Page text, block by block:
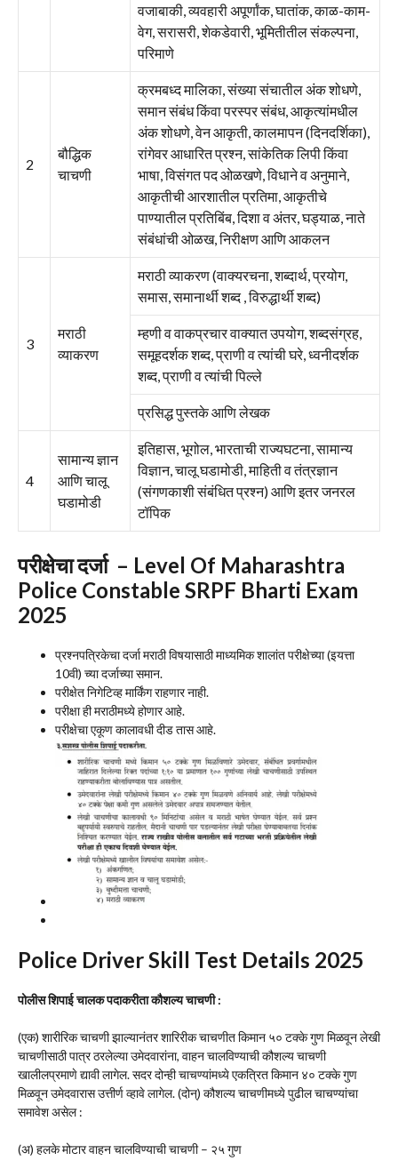
वजाबाकी, व्यवहारी अपूर्णांक, घातांक, काळ-काम-
वेग, सरासरी, शेकडेवारी, भूमितीतील संकल्पना,
परिमाणे
2
बौद्धिक
चाचणी
क्रमबध्द मालिका, संख्या संचातील अंक शोधणे,
समान संबंध किंवा परस्पर संबंध, आकृत्यांमधील
अंक शोधणे, वेन आकृती, कालमापन (दिनदर्शिका),
रांगेवर आधारित प्रश्न, सांकेतिक लिपी किंवा
भाषा, विसंगत पद ओळखणे, विधाने व अनुमाने,
आकृतीची आरशातील प्रतिमा, आकृतीचे
पाण्यातील प्रतिबिंब, दिशा व अंतर, घड्याळ, नाते
संबंधांची ओळख, निरीक्षण आणि आकलन
3
मराठी
व्याकरण
मराठी व्‍याकरण (वाक्‍यरचना, शब्‍दार्थ, प्रयोग,
समास, समानार्थी शब्‍द , विरुद्धार्थी शब्‍द)
म्‍हणी व वाकप्रचार वाक्‍यात उपयोग, शब्दसंग्रह,
समूहदर्शक शब्द, प्राणी व त्यांची घरे, ध्वनीदर्शक
शब्द, प्राणी व त्यांची पिल्ले
प्रसिद्ध पुस्‍तके आणि लेखक
4
सामान्य ज्ञान
आणि चालू
घडामोडी
इतिहास, भूगोल, भारताची राज्यघटना, सामान्य
विज्ञान, चालू घडामोडी, माहिती व तंत्रज्ञान
(संगणकाशी संबंधित प्रश्न) आणि इतर जनरल
टॉपिक
परीक्षेचा दर्जा – Level Of Maharashtra
Police Constable SRPF Bharti Exam
2025
प्रश्नपत्रिकेचा दर्जा मराठी विषयासाठी माध्यमिक शालांत परीक्षेच्या (इयत्ता
10वी) च्या दर्जाच्या समान.
परीक्षेत निगेटिव्ह मार्किंग राहणार नाही.
परीक्षा ही मराठीमध्ये होणार आहे.
परीक्षेचा एकूण कालावधी दीड तास आहे.
Police Driver Skill Test Details 2025
पोलीस शिपाई चालक पदाकरीता कौशल्य चाचणी :
(एक) शारीरिक चाचणी झाल्यानंतर शारिरीक चाचणीत किमान ५० टक्के गुण मिळवून लेखी
चाचणीसाठी पात्र ठरलेल्या उमेदवारांना, वाहन चालविण्याची कौशल्य चाचणी
खालीलप्रमाणे द्यावी लागेल. सदर दोन्ही चाचण्यांमध्ये एकत्रित किमान ४० टक्के गुण
मिळवून उमेदवारास उत्तीर्ण व्हावे लागेल. (दोन्) कौशल्य चाचणीमध्ये पुढील चाचण्यांचा
समावेश असेल :
(अ) हलके मोटार वाहन चालविण्याची चाचणी – २५ गुण